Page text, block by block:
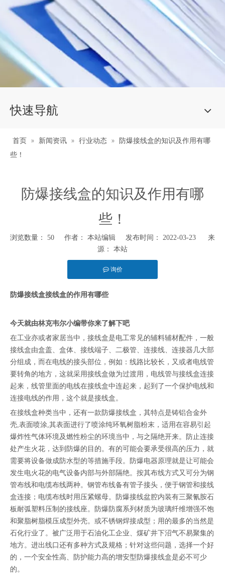
快速导航
首页 » 新闻资讯 » 行业动态 » 防爆接线盒的知识及作用有哪
些！
防爆接线盒的知识及作用有哪
些！
浏览数量： 50 作者： 本站编辑 发布时间： 2022-03-23 来
源： 本站
询价
["facebook","twitter","line","wechat","linkedin","pinterest","whatsapp"]
防爆接线盒接线盒的作用有哪些
今天就由林克韦尔小编带你来了解下吧
在工业亦或者家居当中，接线盒是电工常见的辅料辅材配件，一般
接线盒由盒盖、盒体、接线端子、二极管、连接线、连接器几大部
分组成，而在电线的接头部位，例如：线路比较长，又或者电线管
要转角的地方，这就采用接线盒做为过渡用，电线管与接线盒连接
起来，线管里面的电线在接线盒中连起来，起到了一个保护电线和
连接电线的作用，这个就是接线盒。
在接线盒种类当中，还有一款防爆接线盒，其特点是铸铝合金外
壳,表面喷涂,其表面进行了喷涂纯环氧树脂粉末，适用在容易引起
爆炸性气体环境及燃性粉尘的环境当中，与之隔绝开来。防止连接
处产生火花，达到防爆的目的。有的可能会要承受很高的压力，就
需要将设备做成防水型的等措施手段。防爆电器原理就是让可能会
发生电火花的电气设备内部与外部隔绝。按其布线方式又可分为钢
管布线和电缆布线两种。钢管布线备有管子接头，便于钢管和接线
盒连接；电缆布线时用压紧螺母。防爆接线盆腔内装有三聚氰胺石
板耐弧塑料压制的接线座。防爆防腐系列材质为玻璃纤维增强不饱
和聚脂树脂模压成型外壳。或不锈钢焊接成型；用的最多的当然是
石化行业了。被广泛用于石油化工企业、煤矿井下沼气不易聚集的
地方。进出线口还有多种方式及规格；针对这些问题，选择一个好
的，一个安全性高、防护能力高的增安型防爆接线盒是必不可少
的。